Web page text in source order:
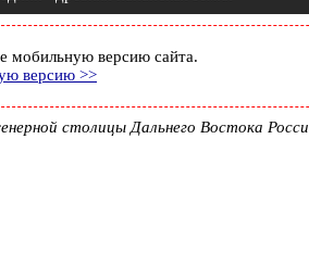
мобильную версию сайта.
версию >>
столицы Дальнего Востока